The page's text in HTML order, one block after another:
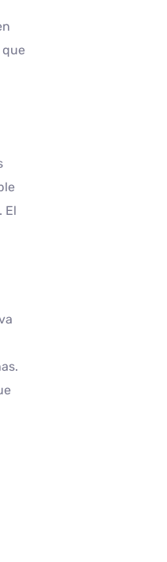
que
El